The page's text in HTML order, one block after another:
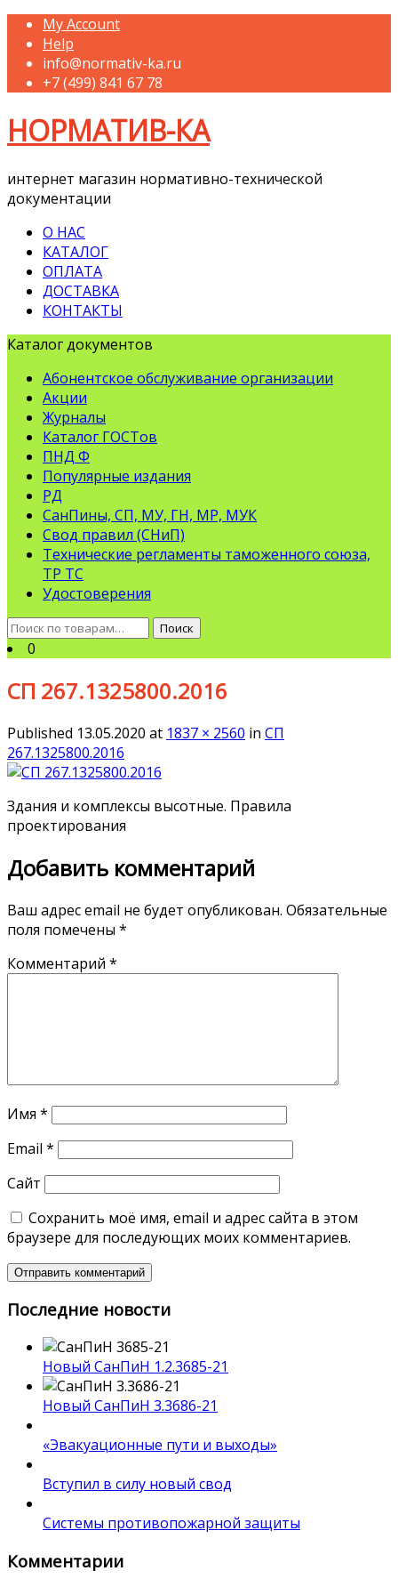
My Account
Help
info@normativ-ka.ru
+7 (499) 841 67 78
НОРМАТИВ-КА
интернет магазин нормативно-технической
документации
О НАС
КАТАЛОГ
ОПЛАТА
ДОСТАВКА
КОНТАКТЫ
Каталог документов
Абонентское обслуживание организации
Акции
Журналы
Каталог ГОСТов
ПНД Ф
Популярные издания
РД
СанПины, СП, МУ, ГН, МР, МУК
Свод правил (СНиП)
Технические регламенты таможенного союза,
ТР ТС
Удостоверения
Искать:
Поиск
0
СП 267.1325800.2016
Published 13.05.2020 at 1837 × 2560 in СП
267.1325800.2016
Здания и комплексы высотные. Правила
проектирования
Добавить комментарий
Ваш адрес email не будет опубликован. Обязательные
поля помечены *
Комментарий *
Имя *
Email *
Сайт
Сохранить моё имя, email и адрес сайта в этом
браузере для последующих моих комментариев.
Последние новости
Новый СанПиН 1.2.3685-21
Новый СанПиН 3.3686-21
«Эвакуационные пути и выходы»
Вступил в силу новый свод
Системы противопожарной защиты
Комментарии